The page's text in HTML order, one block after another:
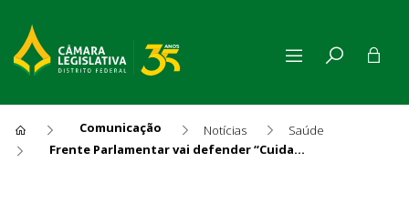
Comunicação Notícias
Saúde
Frente Parlamentar vai defender “Cuidados Paliativos nas Abordagens de Saúde”